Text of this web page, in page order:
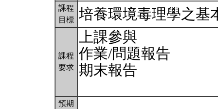
課程
目標 培養環境毒理學之基
課程
要求
上課參與
作業/問題報告
期末報告
預期